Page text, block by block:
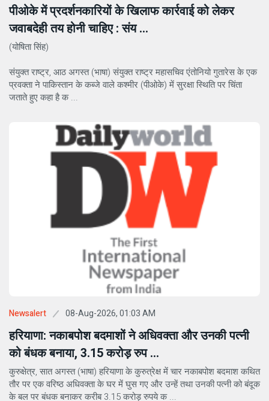
पीओके में प्रदर्शनकारियों के खिलाफ कार्रवाई को लेकर
जवाबदेही तय होनी चाहिए : संय ...
(योषिता सिंह)
संयुक्त राष्ट्र, आठ अगस्त (भाषा) संयुक्त राष्ट्र महासचिव एंतोनियो गुतारेस के एक
प्रवक्ता ने पाकिस्तान के कब्जे वाले कश्मीर (पीओके) में सुरक्षा स्थिति पर चिंता
जताते हुए कहा है क ...
Newsalert 08-Aug-2026, 01:03 AM
हरियाणा: नकाबपोश बदमाशों ने अधिवक्ता और उनकी पत्नी
को बंधक बनाया, 3.15 करोड़ रुप ...
कुरुक्षेत्र, सात अगस्त (भाषा) हरियाणा के कुरुत्रेक्ष में चार नकाबपोश बदमाश कथित
तौर पर एक वरिष्ठ अधिवक्ता के घर में घुस गए और उन्हें तथा उनकी पत्नी को बंदूक
के बल पर बंधक बनाकर करीब 3.15 करोड़ रुपये क ...